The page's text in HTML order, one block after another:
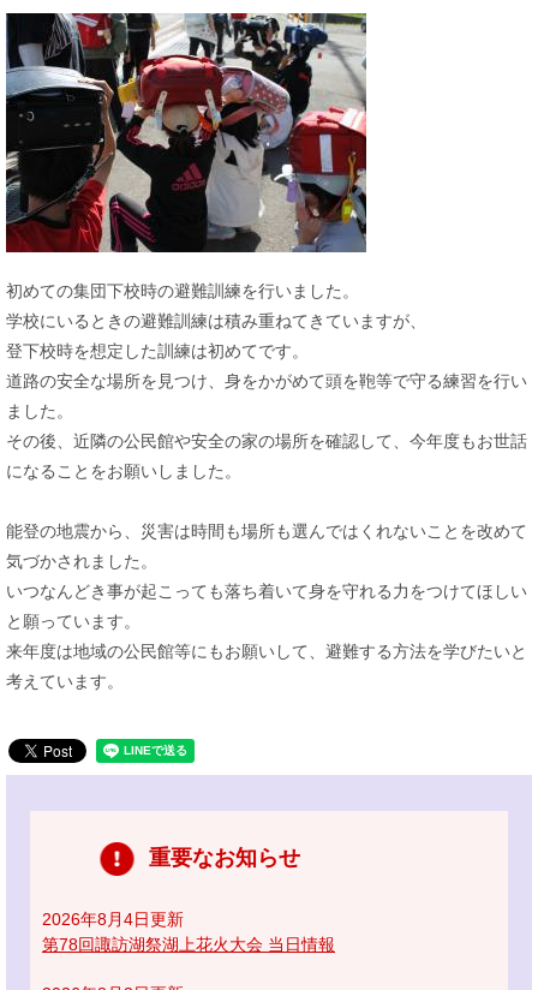
初めての集団下校時の避難訓練を行いました。
学校にいるときの避難訓練は積み重ねてきていますが、
登下校時を想定した訓練は初めてです。
道路の安全な場所を見つけ、身をかがめて頭を鞄等で守る練習を行い
ました。
その後、近隣の公民館や安全の家の場所を確認して、今年度もお世話
になることをお願いしました。
能登の地震から、災害は時間も場所も選んではくれないことを改めて
気づかされました。
いつなんどき事が起こっても落ち着いて身を守れる力をつけてほしい
と願っています。
来年度は地域の公民館等にもお願いして、避難する方法を学びたいと
考えています。
重要なお知らせ
2026年8月4日更新
第78回諏訪湖祭湖上花火大会 当日情報